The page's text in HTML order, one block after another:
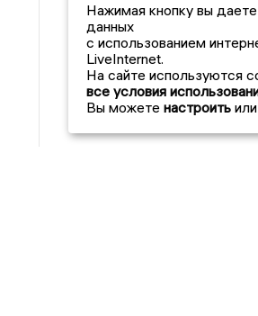
Нажимая кнопку вы
данных
с использованием
LiveInternet.
На сайте используются
все условия
Вы можете настроить или